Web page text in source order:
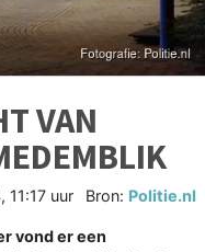
VAN
11:17 uur Bron: Politie.nl
vond er een